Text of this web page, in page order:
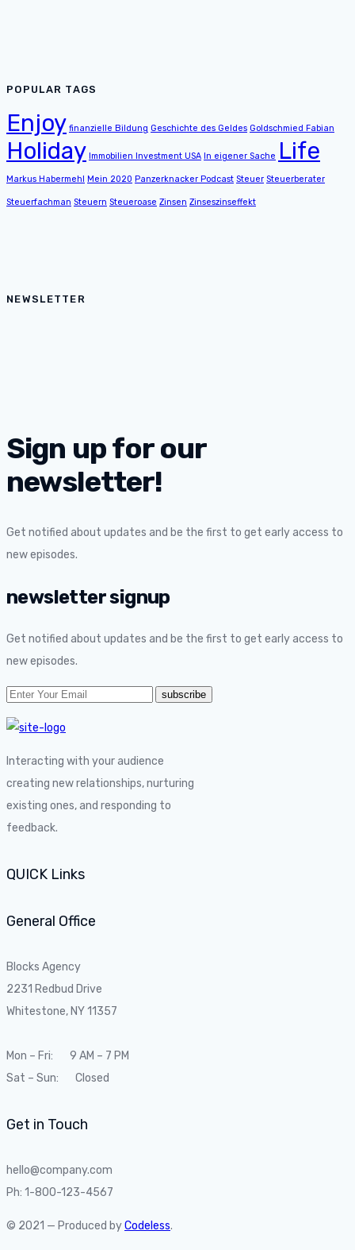
POPULAR TAGS
Enjoy finanzielle Bildung Geschichte des Geldes Goldschmied Fabian
Holiday Immobilien Investment USA In eigener Sache Life
Markus Habermehl Mein 2020 Panzerknacker Podcast Steuer Steuerberater
Steuerfachman Steuern Steueroase Zinsen Zinseszinseffekt
NEWSLETTER
Sign up for our
newsletter!
Get notified about updates and be the first to get early access to
new episodes.
newsletter signup
Get notified about updates and be the first to get early access to
new episodes.
Interacting with your audience
creating new relationships, nurturing
existing ones, and responding to
feedback.
QUICK Links
General Office
Blocks Agency
2231 Redbud Drive
Whitestone, NY 11357
Mon – Fri: 9 AM – 7 PM
Sat – Sun: Closed
Get in Touch
hello@company.com
Ph: 1-800-123-4567
© 2021 — Produced byCodeless.